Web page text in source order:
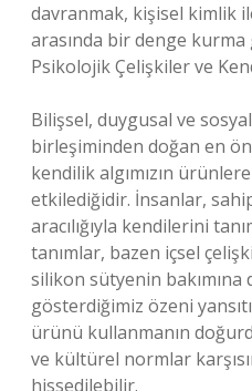
davranmak, kişisel kimlik
arasında bir denge
Psikolojik Çelişkiler ve
Bilişsel, duygusal ve
birleşiminden doğan en
kendilik algımızın ürünlere
etkilediğidir. İnsanlar,
aracılığıyla kendilerini
tanımlar, bazen içsel
silikon sütyenin
gösterdiğimiz özeni
ürünü kullanmanın
ve kültürel normlar
hissedilebilir.